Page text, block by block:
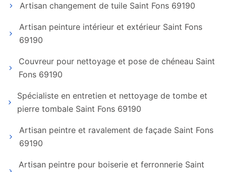
Artisan changement de tuile Saint Fons 69190
Artisan peinture intérieur et extérieur Saint Fons
69190
Couvreur pour nettoyage et pose de chéneau Saint
Fons 69190
Spécialiste en entretien et nettoyage de tombe et
pierre tombale Saint Fons 69190
Artisan peintre et ravalement de façade Saint Fons
69190
Artisan peintre pour boiserie et ferronnerie Saint